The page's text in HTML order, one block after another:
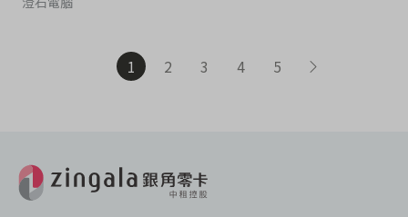
1 2 3 4 5